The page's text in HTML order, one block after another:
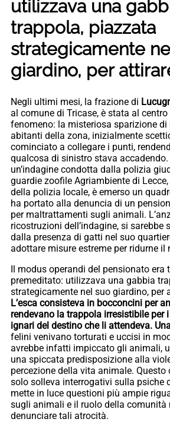
utilizzava una
trappola, piazzata
strategicamente
giardino, per
Negli ultimi mesi, la frazione di
al comune di Tricase, è stata al
fenomeno: la misteriosa sparizione di
abitanti della zona, inizialmente
cominciato a collegare i punti,
qualcosa di sinistro stava
un’indagine condotta dalla polizia
guardie zoofile Agriambiente di
della polizia locale, è emerso un
ha portato alla denuncia di un
per maltrattamenti sugli animali.
ricostruzioni dell’indagine, si
dalla presenza di gatti nel suo
adottare misure estreme per ridurne il
Il modus operandi del pensionato era
premeditato: utilizzava una gabbia
strategicamente nel suo giardino, per
L’esca consisteva in bocconcini per
rendevano la trappola irresistibile per
ignari del destino che li attendeva.
felini venivano torturati e uccisi in
avrebbe infatti impiccato gli animali,
una spiccata predisposizione alla
percezione della vita animale.
solo solleva interrogativi sulla psiche
mette in luce questioni più ampie
sugli animali e il ruolo della comunità
denunciare tali atrocità.